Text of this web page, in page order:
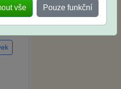
vše Pouze funkční